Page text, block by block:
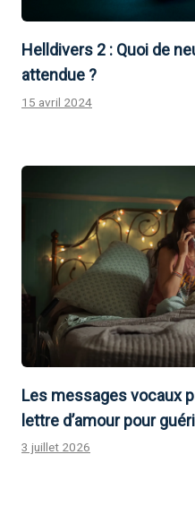
Helldivers 2 : Quoi de
attendue ?
15 avril 2024
Les messages vocaux
lettre d’amour pour
3 juillet 2026